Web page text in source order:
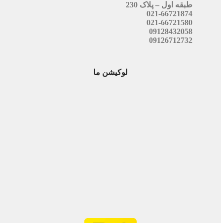
طبقه اول – پلاک 230
021-66721874
021-66721580
09128432058
09126712732
لوکیشن ما